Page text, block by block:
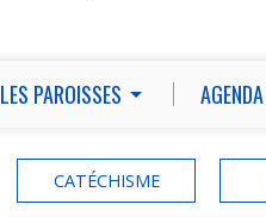
LES PAROISSES AGENDA
CATÉCHISME